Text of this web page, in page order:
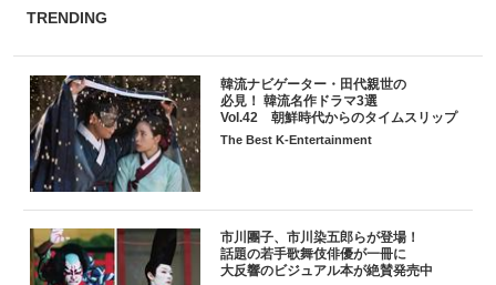
TRENDING
韓流ナビゲーター・田代親世の
必見！ 韓流名作ドラマ3選
Vol.42 朝鮮時代からのタイムスリップ
The Best K-Entertainment
市川團子、市川染五郎らが登場！
話題の若手歌舞伎俳優が一冊に
大反響のビジュアル本が絶賛発売中